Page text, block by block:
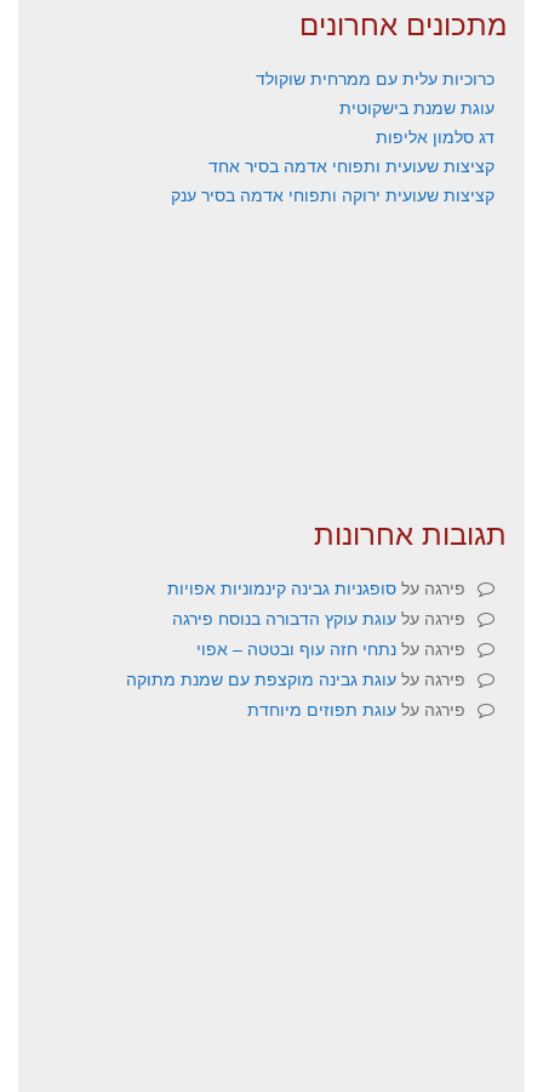
מתכונים אחרונים
כרוכיות עלית עם ממרחית שוקולד
עוגת שמנת בישקוטית
דג סלמון אליפות
קציצות שעועית ותפוחי אדמה בסיר אחד
קציצות שעועית ירוקה ותפוחי אדמה בסיר ענק
תגובות אחרונות
פירגה על סופגניות גבינה קינמוניות אפויות
פירגה על עוגת עוקץ הדבורה בנוסח פירגה
פירגה על נתחי חזה עוף ובטטה – אפוי
פירגה על עוגת גבינה מוקצפת עם שמנת מתוקה
פירגה על עוגת תפוזים מיוחדת